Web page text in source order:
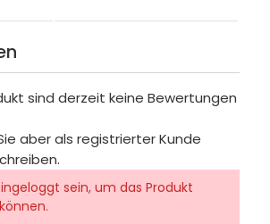
sind derzeit keine Bewertungen
aber als registrierter Kunde
sein, um das Produkt